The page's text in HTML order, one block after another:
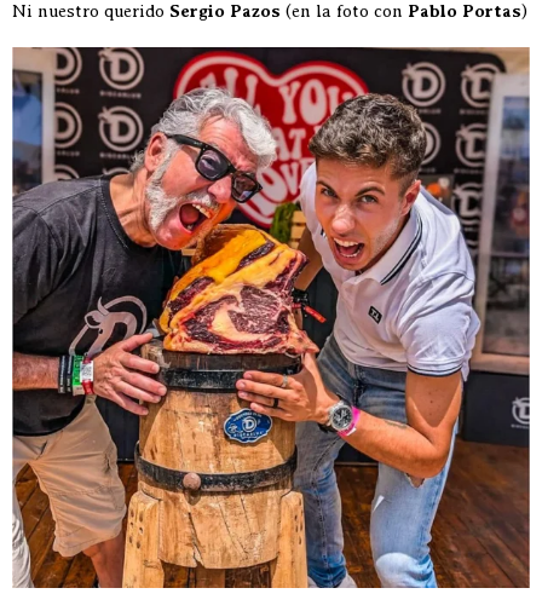
Ni nuestro querido Sergio Pazos (en la foto con Pablo Portas)